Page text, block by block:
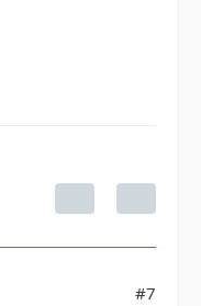
#7